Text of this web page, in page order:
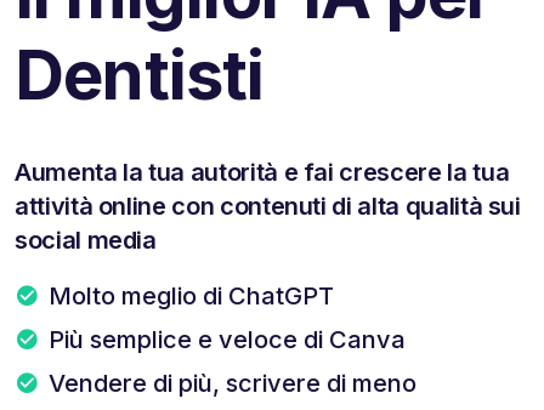
Dentisti
Aumenta la tua autorità e fai crescere la tua
attività online con contenuti di alta qualità sui
social media
Molto meglio di ChatGPT
Più semplice e veloce di Canva
Vendere di più, scrivere di meno